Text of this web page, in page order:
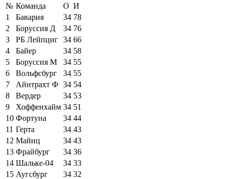
№ Команда О И
1
Бавария 34 78
2
Боруссия Д 34 76
3
РБ Лейпциг 34 66
4
Байер 34 58
5
Боруссия М 34 55
6
Вольфсбург 34 55
7
Айнтрахт Ф 34 54
8
Вердер 34 53
9
Хоффенхайм 34 51
10 Фортуна 34 44
11 Герта 34 43
12 Майнц 34 43
13 Фрайбург 34 36
14 Шальке-04 34 33
15 Аугсбург 34 32